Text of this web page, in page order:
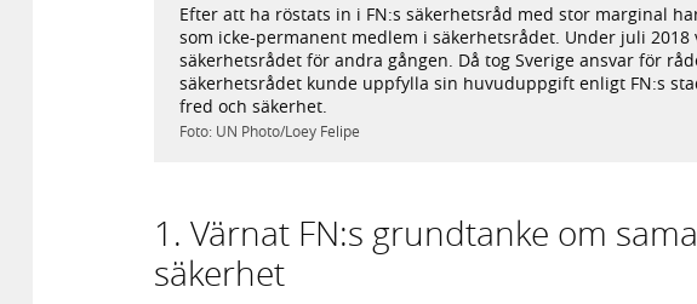
Efter att ha röstats in i FN:s säkerhetsråd med stor marginal
som icke-permanent medlem i säkerhetsrådet. Under juli 2018
säkerhetsrådet för andra gången. Då tog Sverige ansvar för
säkerhetsrådet kunde uppfylla sin huvuduppgift enligt FN:s
fred och säkerhet.
Foto: UN Photo/Loey Felipe
1. Värnat FN:s grundtanke om
säkerhet